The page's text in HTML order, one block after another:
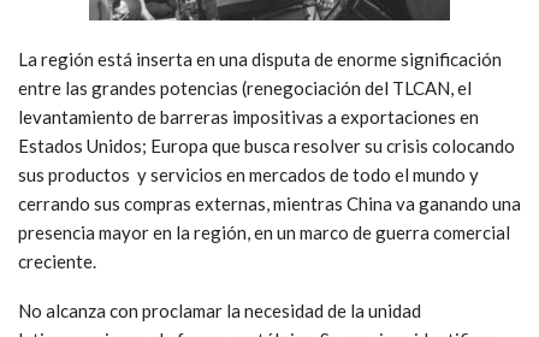
La región está inserta en una disputa de enorme significación
entre las grandes potencias (renegociación del TLCAN, el
levantamiento de barreras impositivas a exportaciones en
Estados Unidos; Europa que busca resolver su crisis colocando
sus productos y servicios en mercados de todo el mundo y
cerrando sus compras externas, mientras China va ganando una
presencia mayor en la región, en un marco de guerra comercial
creciente.
No alcanza con proclamar la necesidad de la unidad